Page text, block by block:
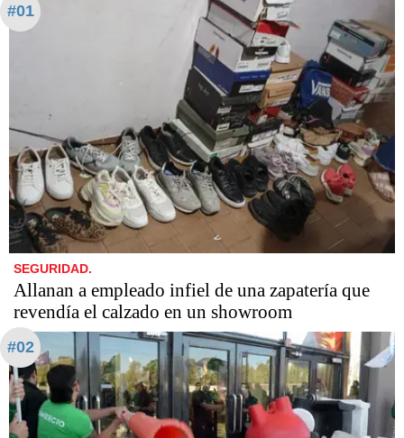
#01
SEGURIDAD.
Allanan a empleado infiel de una zapatería que
revendía el calzado en un showroom
#02